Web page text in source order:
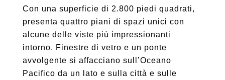
Con una superficie di 2.800 piedi quadrati,
presenta quattro piani di spazi unici con
alcune delle viste più impressionanti
intorno. Finestre di vetro e un ponte
avvolgente si affacciano sull’Oceano
Pacifico da un lato e sulla città e sulle